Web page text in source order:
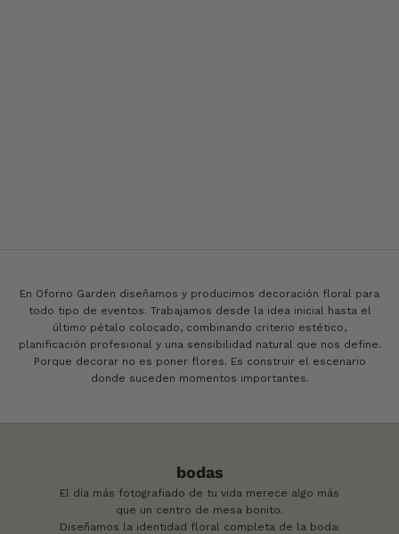
En Oforno Garden diseñamos y producimos decoración floral para
todo tipo de eventos. Trabajamos desde la idea inicial hasta el
último pétalo colocado, combinando criterio estético,
planificación profesional y una sensibilidad natural que nos define.
Porque decorar no es poner flores. Es construir el escenario
donde suceden momentos importantes.
bodas
El día más fotografiado de tu vida merece algo más
que un centro de mesa bonito.
Diseñamos la identidad floral completa de la boda: